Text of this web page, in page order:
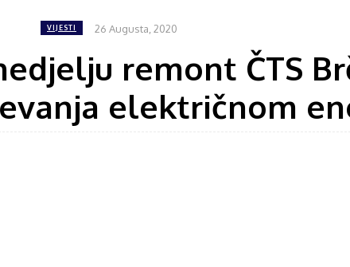
VIJESTI 26 Augusta, 2020
remont ČTS
električnom